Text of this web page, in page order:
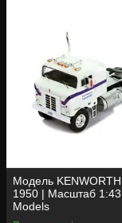
Модель
1950 | Масштаб
Models